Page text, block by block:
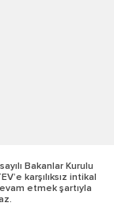
Bakanlar Kurulu
karşılıksız intikal
etmek şartıyla